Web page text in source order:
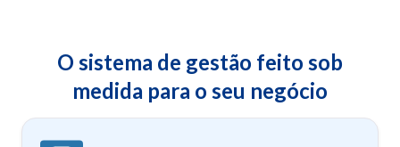
O sistema de gestão feito sob
medida para o seu negócio